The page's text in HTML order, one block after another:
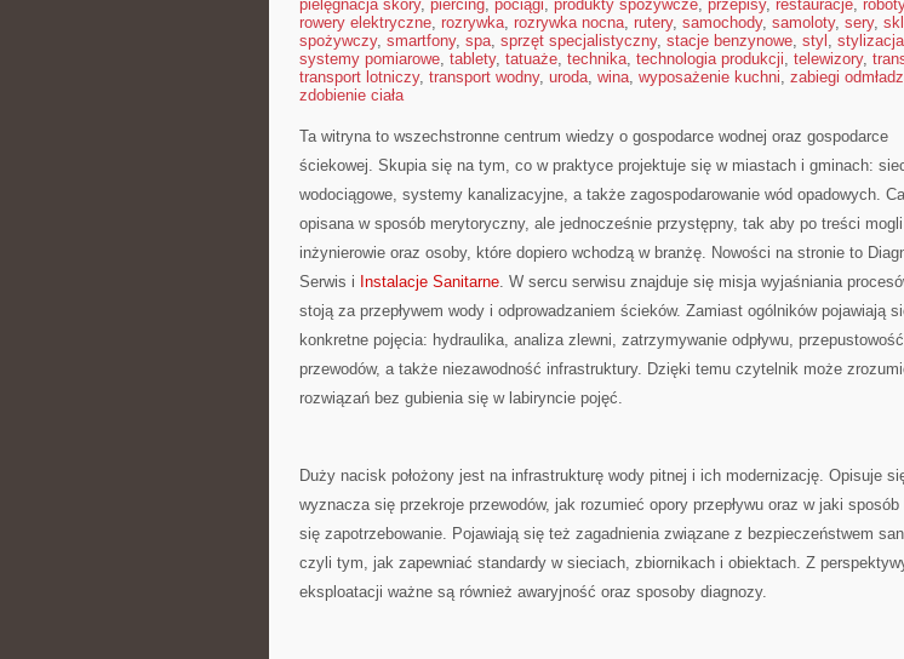
pielęgnacja skóry, piercing, pociągi, produkty spożywcze, przepisy, restauracje,
rowery elektryczne, rozrywka, rozrywka nocna, rutery, samochody, samoloty, sery,
spożywczy, smartfony, spa, sprzęt specjalistyczny, stacje benzynowe, styl , stylizacja
systemy pomiarowe, tablety, tatuaże, technika, technologia produkcji, telewizory,
transport lotniczy, transport wodny, uroda, wina, wyposażenie kuchni, zabiegi
zdobienie ciała
Ta witryna to wszechstronne centrum wiedzy o gospodarce wodnej oraz gospodarce
ściekowej. Skupia się na tym, co w praktyce projektuje się w miastach i gminach:
wodociągowe, systemy kanalizacyjne, a także zagospodarowanie wód opadowych.
opisana w sposób merytoryczny, ale jednocześnie przystępny, tak aby po treści
inżynierowie oraz osoby, które dopiero wchodzą w branżę. Nowości na stronie to
Serwis i Instalacje Sanitarne. W sercu serwisu znajduje się misja wyjaśniania
stoją za przepływem wody i odprowadzaniem ścieków. Zamiast ogólników pojawiają
konkretne pojęcia: hydraulika, analiza zlewni, zatrzymywanie odpływu, przepustowość
przewodów, a także niezawodność infrastruktury. Dzięki temu czytelnik może
rozwiązań bez gubienia się w labiryncie pojęć.
Duży nacisk położony jest na infrastrukturę wody pitnej i ich modernizację. Opisuje
wyznacza się przekroje przewodów, jak rozumieć opory przepływu oraz w jaki sposób
się zapotrzebowanie. Pojawiają się też zagadnienia związane z bezpieczeństwem
czyli tym, jak zapewniać standardy w sieciach, zbiornikach i obiektach. Z
eksploatacji ważne są również awaryjność oraz sposoby diagnozy.